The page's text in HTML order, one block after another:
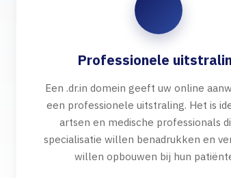
Professionele
Een .dr.in domein geeft uw online
een professionele uitstraling. Het is
artsen en medische professionals
specialisatie willen benadrukken en
willen opbouwen bij hun